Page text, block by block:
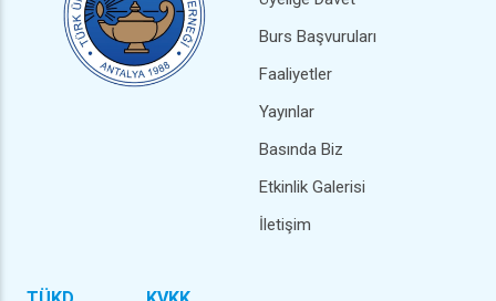
Burs Başvuruları
Faaliyetler
Yayınlar
Basında Biz
Etkinlik Galerisi
İletişim